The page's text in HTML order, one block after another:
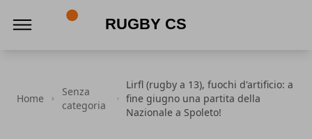
Home
Senza
categoria
Lirfl (rugby a 13), fuochi d'artificio: a
fine giugno una partita della
Nazionale a Spoleto!